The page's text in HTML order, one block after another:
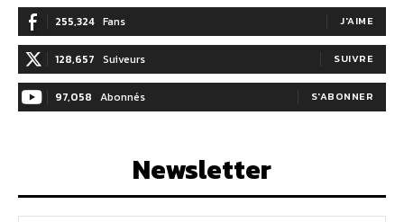
255,324 Fans J'AIME
128,657 Suiveurs SUIVRE
97,058 Abonnés S'ABONNER
Newsletter